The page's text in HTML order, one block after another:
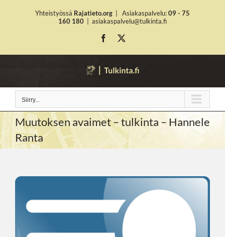
Yhteistyössä Rajatieto.org Asiakaspalvelu:09 - 75
160 180
asiakaspalvelu@tulkinta.fi
Facebook
Siirry...
Muutoksen avaimet – tulkinta – Hannele
Ranta